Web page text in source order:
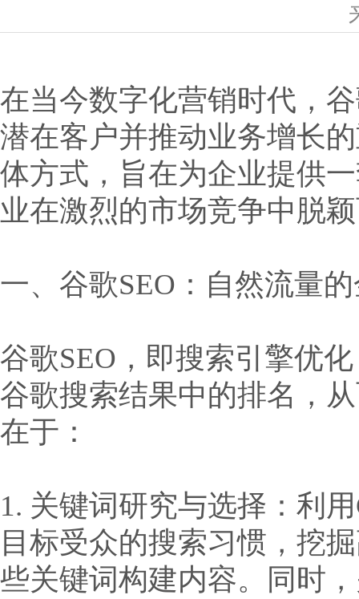
在当今数字化营销时代，
潜在客户并推动业务增长
体方式，旨在为企业提供
业在激烈的市场竞争中脱
一、谷歌SEO：自然流量
谷歌SEO，即搜索引擎优
谷歌搜索结果中的排名，
在于：
1. 关键词研究与选择：利
目标受众的搜索习惯，挖
些关键词构建内容。同时